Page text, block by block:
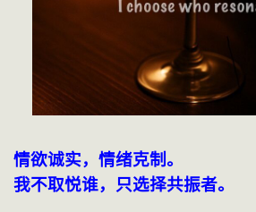
情欲诚实，情绪克制。
我不取悦谁，只选择共振者。